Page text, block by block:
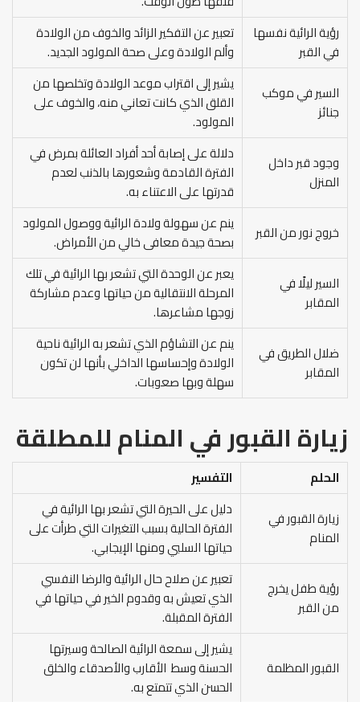
رؤية الرائية نفسها
في القبر
تعبير عن التفكير الزائد والخوف من الولادة
وألم الولادة وعلى صحة المولود الجديد.
السير في موكب
جنائز
يشير إلى اقتراب موعد الولادة وتخلصها من
القلق الذي كانت تعاني منه، والخوف على
المولود.
وجود قبر داخل
المنزل
دلالة على إصابة أحد أفراد العائلة بمرض في
الفترة القادمة وشعورها بالذنب لعدم
قدرتها على الاعتناء به.
خروج نور من القبر
ينم عن سهولة ولادة الرائية ووصول المولود
بصحة جيدة معافى خالي من الأمراض.
السير ليلًا في
المقابر
يعبر عن الوحدة التي تشعر بها الرائية في تلك
المرحلة الانتقالية من حياتها وعدم مشاركة
زوجها مشاعرها.
ضلال الطريق في
المقابر
ينم عن التشاؤم الذي تشعر به الرائية ناحية
الولادة وإحساسها الداخلي بأنها لن تكون
سهلة وبها صعوبات.
زيارة القبور في المنام للمطلقة
الحلم
التفسير
زيارة القبور في
المنام
دليل على الحيرة التي تشعر بها الرائية في
الفترة الحالية بسبب التغيرات التي طرأت على
حياتها السلبي ومنها الإيجابي.
رؤية طفل يخرج
من القبر
تعبير عن صلاح حال الرائية والرضا النفسي
الذي تعيش به وقدوم الخير في حياتها في
الفترة المقبلة.
القبور المظلمة
يشير إلى سمعة الرائية الصالحة وسيرتها
الحسنة وسط الأقارب والأصدقاء والخلق
الحسن الذي تتمتع به.